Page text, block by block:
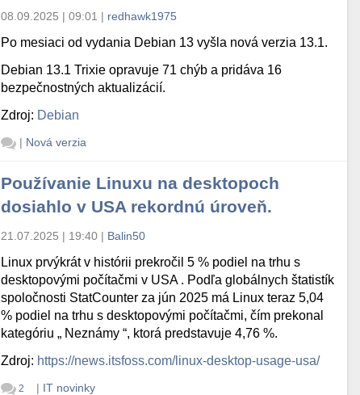
08.09.2025 | 09:01 | redhawk1975
Po mesiaci od vydania Debian 13 vyšla nová verzia 13.1.
Debian 13.1 Trixie opravuje 71 chýb a pridáva 16
bezpečnostných aktualizácií.
Zdroj: Debian
| Nová verzia
Používanie Linuxu na desktopoch
dosiahlo v USA rekordnú úroveň.
21.07.2025 | 19:40 | Balin50
Linux prvýkrát v histórii prekročil 5 % podiel na trhu s
desktopovými počítačmi v USA . Podľa globálnych štatistík
spoločnosti StatCounter za jún 2025 má Linux teraz 5,04
% podiel na trhu s desktopovými počítačmi, čím prekonal
kategóriu „ Neznámy “, ktorá predstavuje 4,76 %.
Zdroj: https://news.itsfoss.com/linux-desktop-usage-usa/
2 | IT novinky